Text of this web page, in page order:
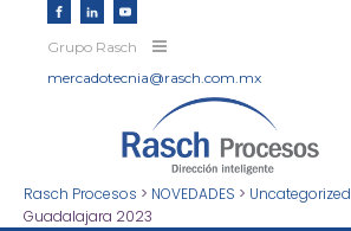
Grupo Rasch
mercadotecnia@rasch.com.mx
Rasch Procesos > NOVEDADES > Uncategorized
Guadalajara 2023